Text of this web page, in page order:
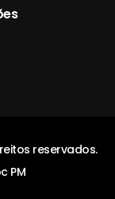
reservados.
PM